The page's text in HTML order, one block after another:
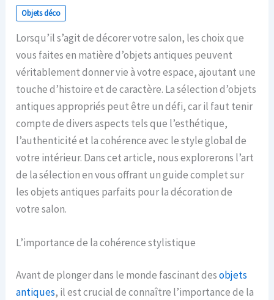
Objets déco
Lorsqu’il s’agit de décorer votre salon, les choix que
vous faites en matière d’objets antiques peuvent
véritablement donner vie à votre espace, ajoutant une
touche d’histoire et de caractère. La sélection d’objets
antiques appropriés peut être un défi, car il faut tenir
compte de divers aspects tels que l’esthétique,
l’authenticité et la cohérence avec le style global de
votre intérieur. Dans cet article, nous explorerons l’art
de la sélection en vous offrant un guide complet sur
les objets antiques parfaits pour la décoration de
votre salon.
L’importance de la cohérence stylistique
Avant de plonger dans le monde fascinant desobjets
antiques, il est crucial de connaître l’importance de la